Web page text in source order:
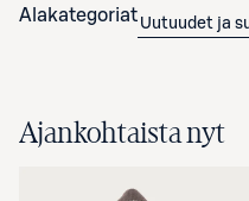
Alakategoriat Uutuudet ja
Ajankohtaista nyt